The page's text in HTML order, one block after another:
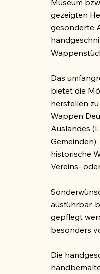
gezeigten
gesonderte
Das
bietet die
herstellen
Wappen
Auslandes
historische
Vereins-
ausführbar,
gepflegt
besonders
Die